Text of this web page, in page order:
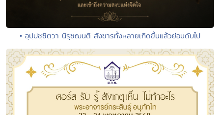
• อุปฺปชฺชิตฺวา นิรุชฺฌนฺติ สังขารทั้งหลายเกิดขึ้นแล้วย่อมดับไป